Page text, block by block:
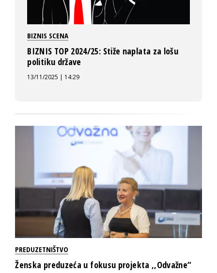
BIZNIS SCENA
BIZNIS TOP 2024/25: Stiže naplata za lošu
politiku države
13/11/2025 | 14:29
PREDUZETNIŠTVO
Ženska preduzeća u fokusu projekta ,,Odvažne“